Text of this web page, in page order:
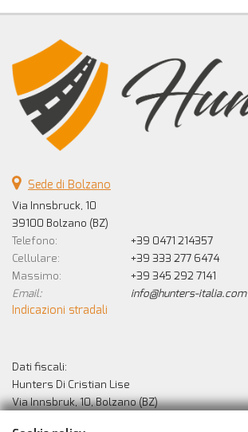
Sede di Bolzano
Via Innsbruck, 10
39100 Bolzano (BZ)
Telefono:
+39 0471 214357
Cellulare:
+39 333 277 6474
Massimo:
+39 345 292 7141
Email:
info@hunters-italia.com
Indicazioni stradali
Dati fiscali:
Hunters Di Cristian Lise
Via Innsbruk, 10, Bolzano (BZ)